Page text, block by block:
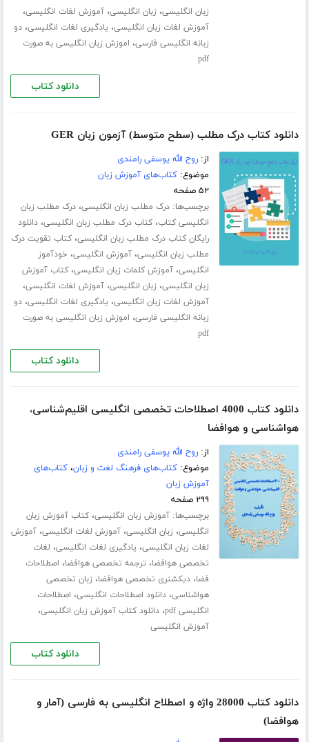
زبان انگلیسی، زبان انگلیسی،آموزش لغات انگلیسی،
آموزش لغات زبان انگلیسی، یادگیری لغات انگلیسی،دو
زبانه انگلیسی فارسی، اموزش زبان انگلیسی به صورت
pdf
دانلود کتاب
دانلود کتاب درک مطلب (سطح متوسط) آزمون زبان GER
از:روح الله یوسفی رامندی
موضوع:کتاب‌های آموزش زبان
۵۲ صفحه
برچسب‌ها:درک مطلب زبان انگلیسی،درک مطلب زبان
انگلیسی کتاب،کتاب درک مطلب زبان انگلیسی،دانلود
رایگان کتاب درک مطلب زبان انگلیسی،کتاب تقویت درک
مطلب زبان انگلیسی،آموزش انگلیسی، خودآموز
انگلیسی،آموزش کلمات زبان انگلیسی،کتاب آموزش
زبان انگلیسی، زبان انگلیسی،آموزش لغات انگلیسی،
آموزش لغات زبان انگلیسی، یادگیری لغات انگلیسی،دو
زبانه انگلیسی فارسی، اموزش زبان انگلیسی به صورت
pdf
دانلود کتاب
دانلود کتاب 4000 اصطلاحات تخصصی انگلیسی اقلیم‌شناسی،
هواشناسی و هوافضا
از:روح الله یوسفی رامندی
موضوع:کتاب‌های فرهنگ لغت و زبان،کتاب‌های
آموزش زبان
۲۹۹ صفحه
برچسب‌ها:آموزش زبان انگلیسی،کتاب آموزش زبان
انگلیسی، زبان انگلیسی،آموزش لغات انگلیسی،آموزش
لغات زبان انگلیسی، یادگیری لغات انگلیسی، لغات
تخصصی هوافضا، ترجمه تخصصی هوافضا، اصطلاحات
فضا،دیکشنری تخصصی هوافضا، زبان تخصصی
هواشناسی،دانلود اصطلاحات انگلیسی، اصطلاحات
انگلیسی pdf
،دانلود کتاب آموزش زبان انگلیسی،
آموزش انگلیسی
دانلود کتاب
دانلود کتاب 28000 واژه و اصطلاح انگلیسی به فارسی (آمار و
هوافضا)